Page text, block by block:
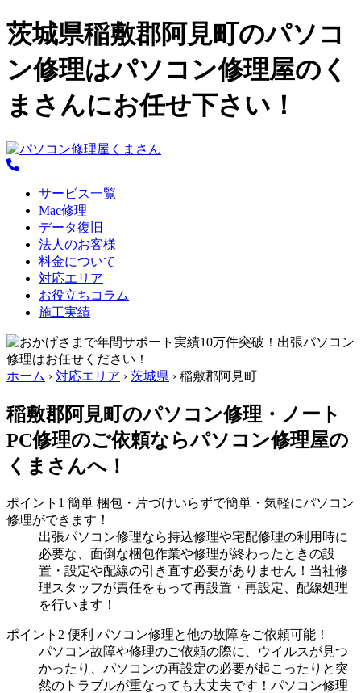
茨城県稲敷郡阿見町のパソコ
ン修理はパソコン修理屋のく
まさんにお任せ下さい！
サービス一覧
Mac修理
データ復旧
法人のお客様
料金について
対応エリア
お役立ちコラム
施工実績
ホーム › 対応エリア › 茨城県 › 稲敷郡阿見町
稲敷郡阿見町のパソコン修理・ノート
PC修理のご依頼ならパソコン修理屋の
くまさんへ！
ポイント1 簡単 梱包・片づけいらずで簡単・気軽にパソコン
修理ができます！
出張パソコン修理なら持込修理や宅配修理の利用時に
必要な、面倒な梱包作業や修理が終わったときの設
置・設定や配線の引き直す必要がありません！当社修
理スタッフが責任をもって再設置・再設定、配線処理
を行います！
ポイント2 便利 パソコン修理と他の故障をご依頼可能！
パソコン故障や修理のご依頼の際に、ウイルスが見つ
かったり、パソコンの再設定の必要が起こったりと突
然のトラブルが重なっても大丈夫です！パソコン修理